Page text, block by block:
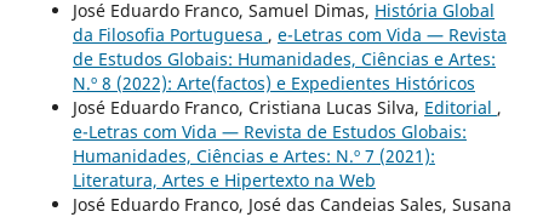
José Eduardo Franco, Samuel Dimas, História Global
da Filosofia Portuguesa , e-Letras com Vida — Revista
de Estudos Globais: Humanidades, Ciências e Artes:
N.º 8 (2022): Arte(factos) e Expedientes Históricos
José Eduardo Franco, Cristiana Lucas Silva, Editorial ,
e-Letras com Vida — Revista de Estudos Globais:
Humanidades, Ciências e Artes: N.º 7 (2021):
Literatura, Artes e Hipertexto na Web
José Eduardo Franco, José das Candeias Sales, Susana